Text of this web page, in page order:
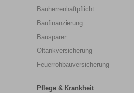
Bauherrenhaftpflicht
Baufinanzierung
Bausparen
Öltankversicherung
Feuerrohbauversicherung
Pflege & Krankheit